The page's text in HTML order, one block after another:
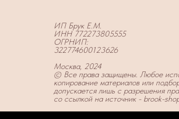
ИП Брук Е.М.
ИНН 772273805555
ОГРНИП:
322774600123626
Москва, 2024
© Все права защищены. Любое
копирование материалов или
допускается лишь с разрешения
со ссылкой на источник - brook-